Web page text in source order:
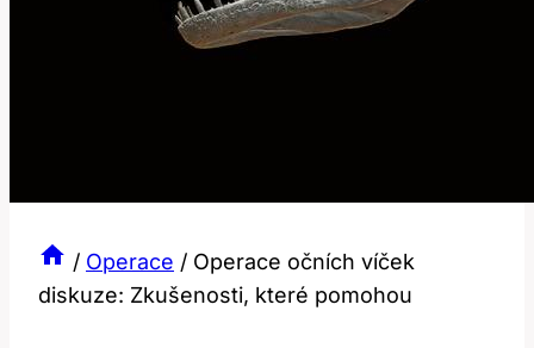
/ Operace / Operace očních víček
diskuze: Zkušenosti, které pomohou